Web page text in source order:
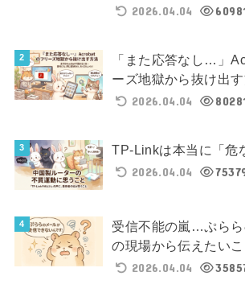
2026.04.04
「また応答なし…」
ーズ地獄から抜け出
2026.04.04
TP-Linkは本当に「危
2026.04.04
受信不能の嵐…ぷらら
の現場から伝えたいこ
2026.04.04